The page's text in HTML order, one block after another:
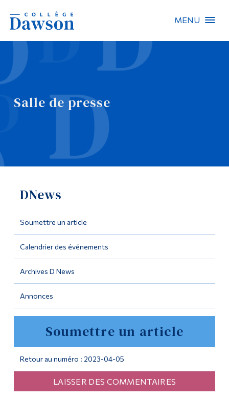
MENU
Salle de presse
DNews
Soumettre un article
Calendrier des événements
Archives D News
Annonces
Soumettre un article
Retour au numéro : 2023-04-05
LAISSER DES COMMENTAIRES
Recherche sur le site
Recherche de personnes
EN
Omnivox
Outils
Programmes
Formation continue
Admissions
Qui vous êtes